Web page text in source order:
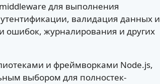
для выполнения
валидация данных и
ошибок, журналирования и других
и фреймворками Node.js,
выбором для полностек-